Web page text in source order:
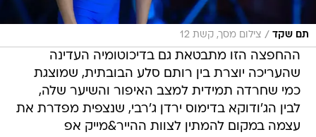
תם שקד / צילום מסך, קשת 12
ההחפצה הזו מתבטאת גם בדיכוטומיה העדינה
שהעריכה יוצרת בין רותם סלע הבובתית, שמוצגת
כמי שחרדה תמידית למצב האיפור והשיער שלה,
לבין הג'ודוקא בדימוס ירדן ג'רבי, שנצפית מפדרת את
עצמה במקום להמתין לצוות ההייר&מייק אפ